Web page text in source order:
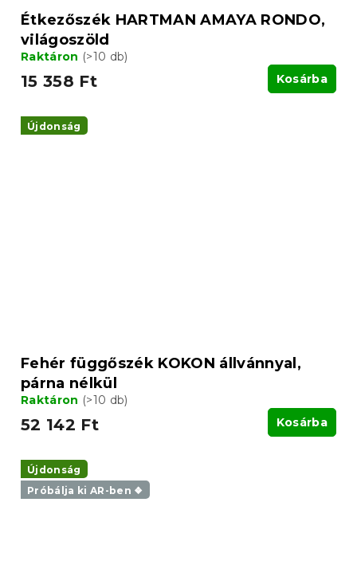
Étkezőszék HARTMAN AMAYA RONDO,
világoszöld
Raktáron (>10 db)
15 358 Ft Kosárba
Újdonság
Fehér függőszék KOKON állvánnyal,
párna nélkül
Raktáron (>10 db)
52 142 Ft Kosárba
Újdonság
Próbálja ki AR-ben ❖